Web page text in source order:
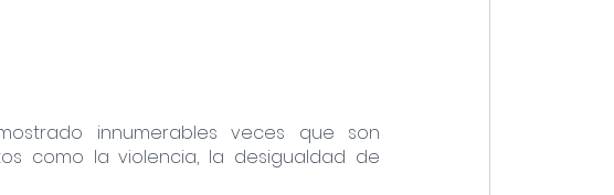
innumerables veces que son
como la violencia, la desigualdad de